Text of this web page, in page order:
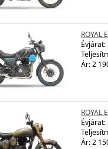
ROYAL
Évjárat:
Ár: 2
ROYAL
Évjárat:
Ár: 2